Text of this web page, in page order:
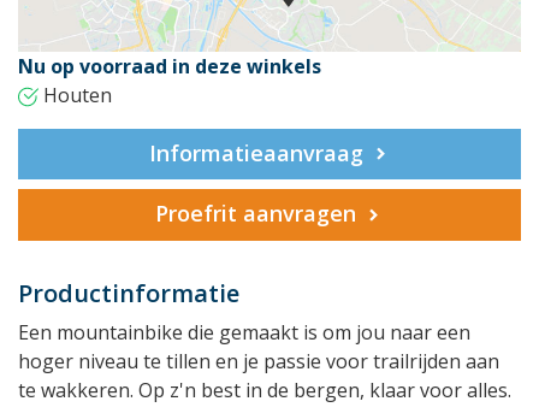
Nu op voorraad in deze winkels
Houten
Informatieaanvraag
Proefrit aanvragen
Productinformatie
Een mountainbike die gemaakt is om jou naar een
hoger niveau te tillen en je passie voor trailrijden aan
te wakkeren. Op z'n best in de bergen, klaar voor alles.